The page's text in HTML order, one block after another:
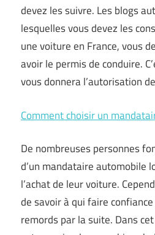
devez les suivre. Les blogs
lesquelles vous devez les
une voiture en France, vous
avoir le permis de conduire.
vous donnera l’autorisation
Comment choisir un
De nombreuses personnes
d’un mandataire automobile
l’achat de leur voiture.
de savoir à qui faire
remords par la suite. Dans